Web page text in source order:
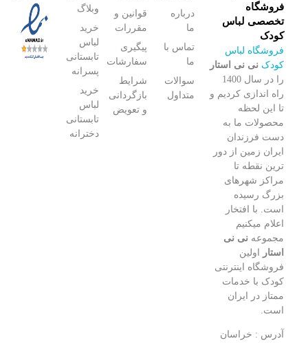
فروشگاه
تخصصی لباس
کودک
فروشگاه لباس
کودک نی نی استار
را در سال 1400
راه اندازی کردیم و
تا این لحظه
محصولات ما به
دست فرزندان
ایران زمین از دور
ترین نقطه تا
مراکز شهرهای
بزرگ رسیده
است. با افتخار
اعلام میکنیم
مجموعه نی نی
استار
اولین
فروشگاه اینترنتی
کودک با خدمات
ممتاز در ایران
است.
آدرس : خراسان
درباره
ما
تماس با
ما
سوالات
متداول
قوانین و
مقررات
پیگیری
سفارشات
شرایط
بازگردانی
و تعویض
وبلاگ
خرید
لباس
تابستانی
پسرانه
خرید
لباس
تابستانی
دخترانه